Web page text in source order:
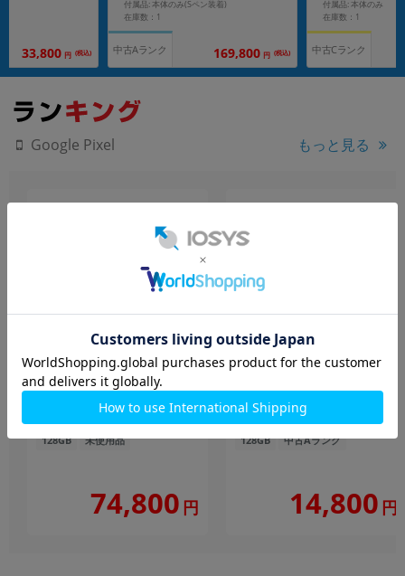
33,800 円 (税込)
付属品: 本体のみ(Sペン装着)
在庫数：1
中古Aランク 169,800 円 (税込)
付属品: 本体のみ
在庫数：1
中古Cランク
Google Pixel もっと見る
Google Pixel10a GV0BP
128GB Obsidian【docomo
版SIMフリー】
128GB 未使用品
74,800 円
128GB Barely Blue【国内版
SIMフリー】
128GB 中古Aランク
14,800 円